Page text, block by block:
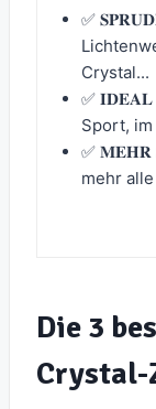
✅
Crystal...
✅
Sport, im
✅ 𝐌𝐄𝐇𝐑
mehr
Die 3